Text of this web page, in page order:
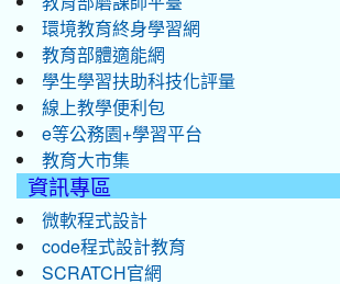
環境教育終身學習網
教育部體適能網
學生學習扶助科技化評量
線上教學便利包
e等公務園+學習平台
教育大市集
資訊專區
微軟程式設計
code程式設計教育
SCRATCH官網